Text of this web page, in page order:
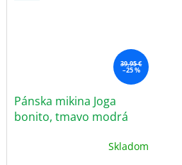
39,95 €
–25 %
Pánska mikina Joga
bonito, tmavo modrá
Skladom